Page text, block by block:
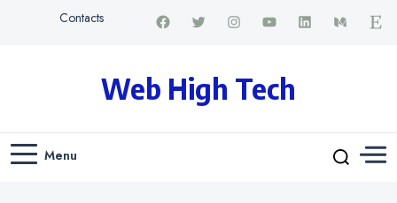
Contacts
Web High Tech
Menu